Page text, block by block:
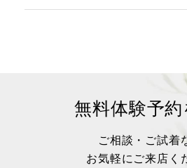
無料体験予
ご相談・ご試着
お気軽にご来店く